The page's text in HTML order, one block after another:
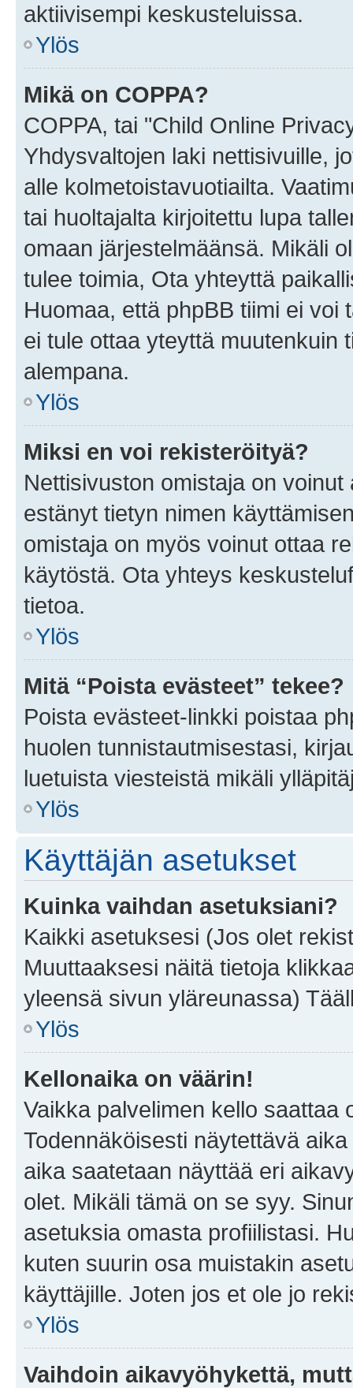
aktiivisempi keskusteluissa.
Ylös
Mikä on COPPA?
COPPA, tai "Child Online
Yhdysvaltojen laki nettisivuille,
alle kolmetoistavuotiailta.
tai huoltajalta kirjoitettu lupa
omaan järjestelmäänsä. Mikäli
tulee toimia, Ota yhteyttä
Huomaa, että phpBB tiimi ei
ei tule ottaa yteyttä muutenkuin
alempana.
Ylös
Miksi en voi rekisteröityä?
Nettisivuston omistaja on
estänyt tietyn nimen
omistaja on myös voinut ottaa
käytöstä. Ota yhteys
tietoa.
Ylös
Mitä “Poista evästeet” tekee?
Poista evästeet-linkki poistaa
huolen tunnistautmisestasi,
luetuista viesteistä mikäli
Ylös
Käyttäjän asetukset
Kuinka vaihdan asetuksiani?
Kaikki asetuksesi (Jos olet
Muuttaaksesi näitä tietoja
yleensä sivun yläreunassa)
Ylös
Kellonaika on väärin!
Vaikka palvelimen kello saattaa
Todennäköisesti näytettävä
aika saatetaan näyttää eri
olet. Mikäli tämä on se syy.
asetuksia omasta profiilistasi.
kuten suurin osa muistakin
käyttäjille. Joten jos et ole jo
Ylös
Vaihdoin aikavyöhykettä,